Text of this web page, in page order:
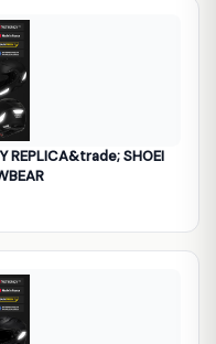
SHOEI